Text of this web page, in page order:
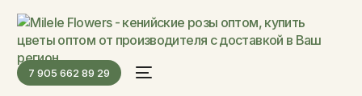
7 905 662 89 29